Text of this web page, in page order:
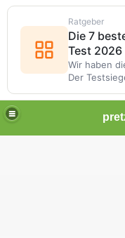
Ratgeber
Die 7
Test 2026
Wir haben
Der